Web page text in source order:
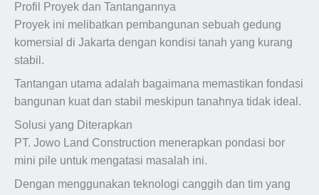
Profil Proyek dan Tantangannya
Proyek ini melibatkan pembangunan sebuah gedung
komersial di Jakarta dengan kondisi tanah yang kurang
stabil.
Tantangan utama adalah bagaimana memastikan fondasi
bangunan kuat dan stabil meskipun tanahnya tidak ideal.
Solusi yang Diterapkan
PT. Jowo Land Construction menerapkan pondasi bor
mini pile untuk mengatasi masalah ini.
Dengan menggunakan teknologi canggih dan tim yang